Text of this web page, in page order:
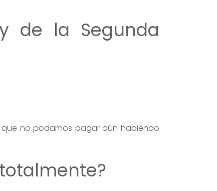
de la Segunda
no podamos pagar aún habiendo